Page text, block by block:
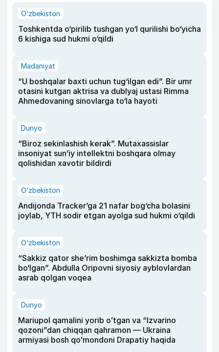
O‘zbekiston
Toshkentda o‘pirilib tushgan yo‘l qurilishi bo‘yicha
6 kishiga sud hukmi o‘qildi
Madaniyat
“U boshqalar baxti uchun tug‘ilgan edi”. Bir umr
otasini kutgan aktrisa va dublyaj ustasi Rimma
Ahmedovaning sinovlarga to‘la hayoti
Dunyo
“Biroz sekinlashish kerak”. Mutaxassislar
insoniyat sun’iy intellektni boshqara olmay
qolishidan xavotir bildirdi
O‘zbekiston
Andijonda Tracker’ga 21 nafar bog‘cha bolasini
joylab, YTH sodir etgan ayolga sud hukmi o‘qildi
O‘zbekiston
“Sakkiz qator she’rim boshimga sakkizta bomba
bo‘lgan”. Abdulla Oripovni siyosiy ayblovlardan
asrab qolgan voqea
Dunyo
Mariupol qamalini yorib oʻtgan va “Izvarino
qozoni”dan chiqqan qahramon — Ukraina
armiyasi bosh qoʻmondoni Drapatiy haqida